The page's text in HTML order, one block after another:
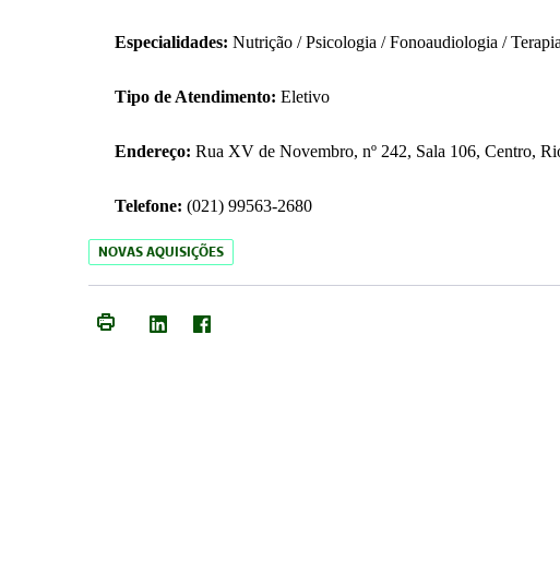
Especialidades: Nutrição / Psicologia / Fonoaudiologia /
Tipo de Atendimento: Eletivo
Endereço: Rua XV de Novembro, nº 242, Sala 106, Centro,
Telefone: (021) 99563-2680
NOVAS AQUISIÇÕES